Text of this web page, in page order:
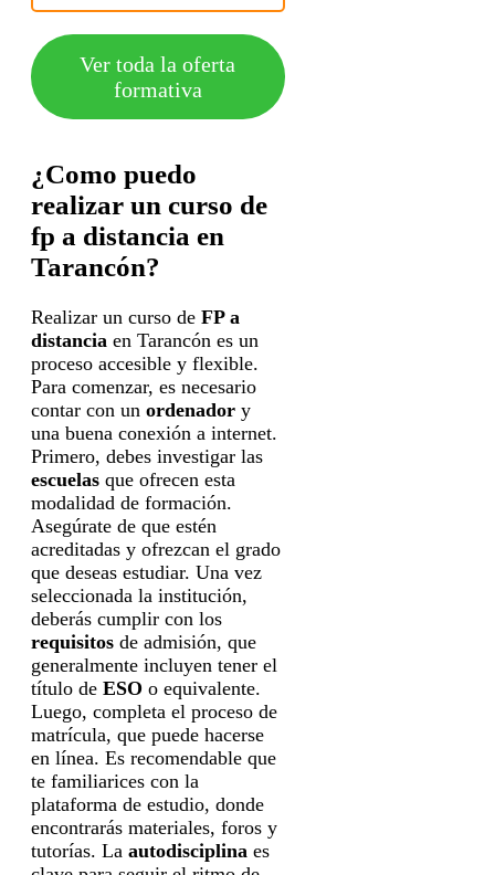
Ver toda la oferta
formativa
¿Como puedo
realizar un curso de
fp a distancia en
Tarancón?
Realizar un curso de FP a
distancia en Tarancón es un
proceso accesible y flexible.
Para comenzar, es necesario
contar con un ordenador y
una buena conexión a internet.
Primero, debes investigar las
escuelas que ofrecen esta
modalidad de formación.
Asegúrate de que estén
acreditadas y ofrezcan el grado
que deseas estudiar. Una vez
seleccionada la institución,
deberás cumplir con los
requisitos de admisión, que
generalmente incluyen tener el
título de ESO o equivalente.
Luego, completa el proceso de
matrícula, que puede hacerse
en línea. Es recomendable que
te familiarices con la
plataforma de estudio, donde
encontrarás materiales, foros y
tutorías. La autodisciplina es